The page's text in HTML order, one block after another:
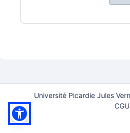
Université Picardie Jules
CGU